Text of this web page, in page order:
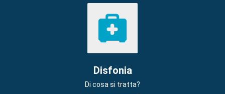
Disfonia
Di cosa si tratta?